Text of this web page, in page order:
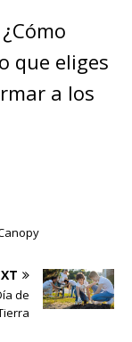
¿Cómo
que eliges
a los
de